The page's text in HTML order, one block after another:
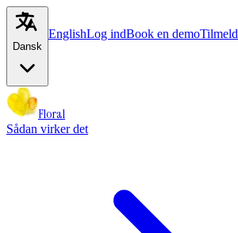
Dansk
EnglishLog indBook en demoTilmeld
Floral
Sådan virker det